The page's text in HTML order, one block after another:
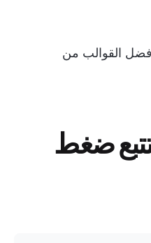
القوالب من
ضغط